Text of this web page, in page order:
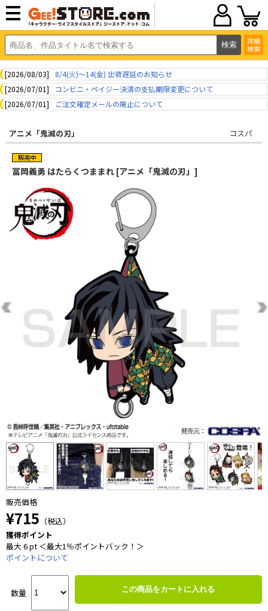
詳細
検索
[2026/08/03]
8/4(火)～14(金) 出荷遅延のお知らせ
[2026/07/01]
コンビニ・ペイジー決済の支払期限変更について
[2026/07/01]
ご注文確定メールの廃止について
アニメ「鬼滅の刃」 コスパ
冨岡義勇 はたらくつままれ [アニメ「鬼滅の刃」]
販売価格
¥715 （税込）
獲得ポイント
最大 6 pt ＜最大1％ポイントバック！＞
ポイントについて
数量 この商品をカートに入れる